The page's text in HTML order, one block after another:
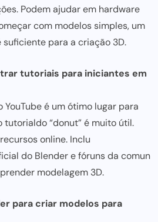
ões. Podem ajudar em hardware
com modelos simples, um
para a criação 3D.
rar tutoriais para iniciantes em
YouTube é um ótimo lugar para
tutorialdo “donut” é muito útil.
online. Inclu
icial do Blender e fóruns da comun
nder modelagem 3D.
para criar modelos para